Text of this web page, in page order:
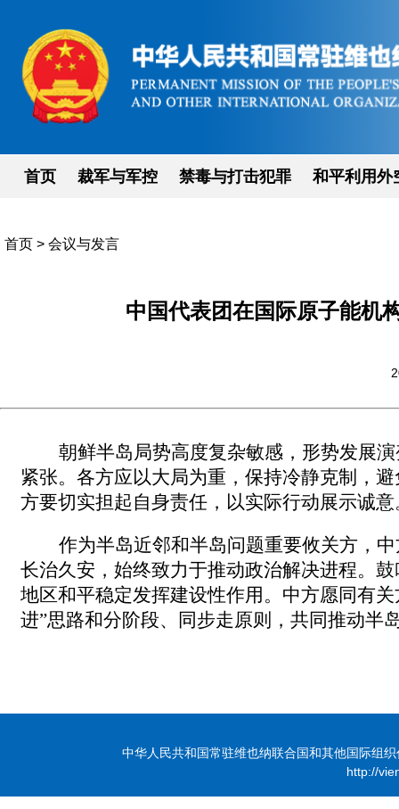
首页 裁军与军控 禁毒与打击犯罪 和平利用外
首页 > 会议与发言
中国代表团在国际原子能机
朝鲜半岛局势高度复杂敏感，形势发展
紧张。各方应以大局为重，保持冷静克制，
方要切实担起自身责任，以实际行动展示诚意
作为半岛近邻和半岛问题重要攸关方，
长治久安，始终致力于推动政治解决进程。
地区和平稳定发挥建设性作用。中方愿同有
进”思路和分阶段、同步走原则，共同推动半
中华人民共和国常驻维也纳联合国和其他国际组
http://